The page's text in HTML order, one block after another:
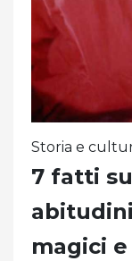
Storia e
7 fatti
magici